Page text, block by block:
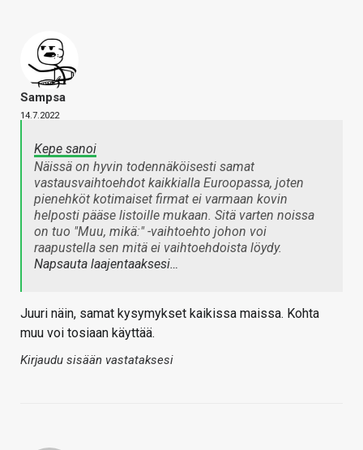
Sampsa
14.7.2022
Kepe sanoi
Näissä on hyvin todennäköisesti samat
vastausvaihtoehdot kaikkialla Euroopassa, joten
pienehköt kotimaiset firmat ei varmaan kovin
helposti pääse listoille mukaan. Sitä varten noissa
on tuo "Muu, mikä:" -vaihtoehto johon voi
raapustella sen mitä ei vaihtoehdoista löydy.
Napsauta laajentaaksesi…
Juuri näin, samat kysymykset kaikissa maissa. Kohta
muu voi tosiaan käyttää.
Kirjaudu sisään vastataksesi